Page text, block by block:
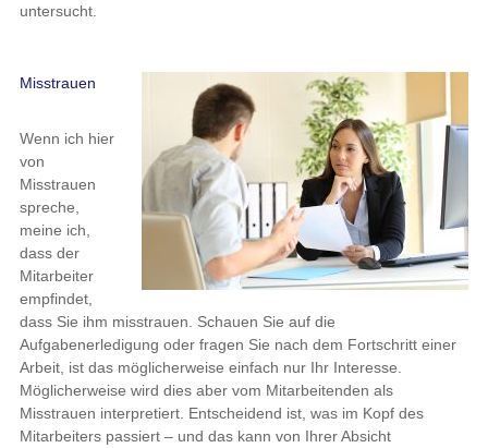
untersucht.
Misstrauen
Wenn ich hier
von
Misstrauen
spreche,
meine ich,
dass der
Mitarbeiter
empfindet,
dass Sie ihm misstrauen. Schauen Sie auf die
Aufgabenerledigung oder fragen Sie nach dem Fortschritt einer
Arbeit, ist das möglicherweise einfach nur Ihr Interesse.
Möglicherweise wird dies aber vom Mitarbeitenden als
Misstrauen interpretiert. Entscheidend ist, was im Kopf des
Mitarbeiters passiert – und das kann von Ihrer Absicht